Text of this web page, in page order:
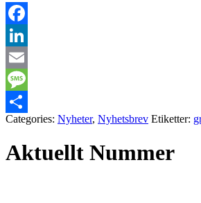
Facebook
LinkedIn
Email
Message
Dela
Categories: Nyheter, Nyhetsbrev Etiketter:
Aktuellt Nummer